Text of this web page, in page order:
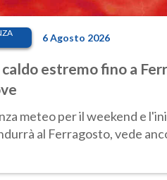
6 Agosto 2026
estremo fino a
meteo per il weekend e
al Ferragosto, vede